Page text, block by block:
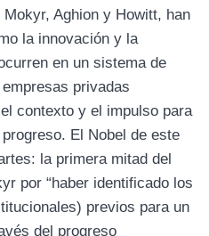
Aghion y Howitt, han
la innovación y la
en un sistema de
privadas
contexto y el impulso para
El Nobel de este
la primera mitad del
por “haber identificado los
previos para un
del progreso